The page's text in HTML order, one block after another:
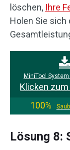
löschen, Ihre
Holen Sie
MiniTool
Klicken zum
100%
Lösung 8: